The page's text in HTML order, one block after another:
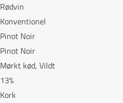
Rødvin
Konventionel
Pinot Noir
Pinot Noir
Mørkt kød, Vildt
13%
Kork